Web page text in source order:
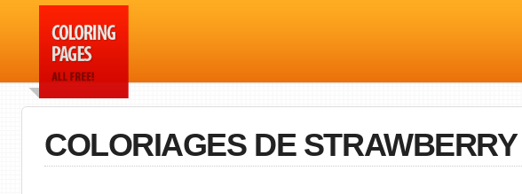
COLORIAGES DE